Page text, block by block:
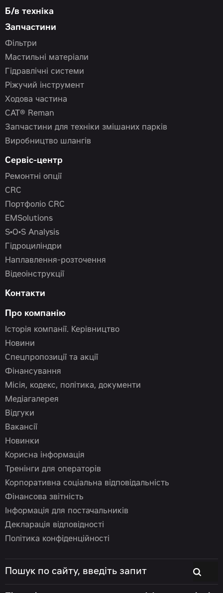
Б/в техніка
Запчастини
Фільтри
Мастильні матеріали
Гідравлічні системи
Ріжучий інструмент
Ходова частина
CAT® Reman
Запчастини для техніки змішаних парків
Виробництво шлангів
Сервіс-центр
Ремонтні опції
CRC
Портфоліо CRC
EMSolutions
S•O•S Analysis
Гідроциліндри
Наплавлення-розточення
Відеоінструкції
Контакти
Про компанію
Історія компанії. Керівництво
Новини
Спецпропозиції та акції
Фінансування
Місія, кодекс, політика, документи
Медіагалерея
Відгуки
Вакансії
Новинки
Корисна інформація
Тренінги для операторів
Корпоративна соціальна відповідальність
Фінансова звітність
Інформація для постачальників
Декларація відповідності
Політика конфіденційності